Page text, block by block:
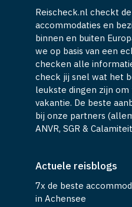
Reischeck.nl checkt
accommodaties en
binnen en buiten
we op basis van een
checken alle
check jij snel wat het
leukste dingen zijn
vakantie. De beste
bij onze partners
ANVR, SGR &
Actuele reisblogs
7x de beste
in Achensee